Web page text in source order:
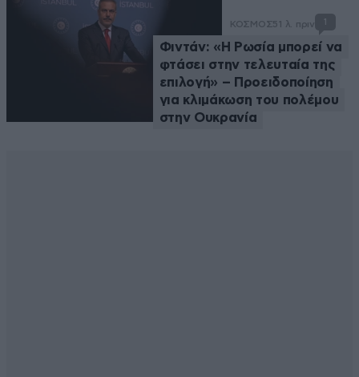
ΚΟΣΜΟΣ51 λ. πριν
Φιντάν: «Η Ρωσία μπορεί να
φτάσει στην τελευταία της
επιλογή» – Προειδοποίηση
για κλιμάκωση του πολέμου
στην Ουκρανία